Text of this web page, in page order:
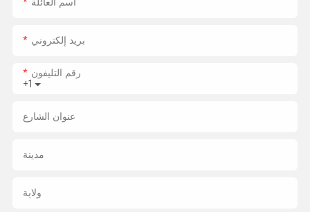
بريد إلكتروني
+1
رقم التليفون
عنوان الشارع
مدينة
ولاية